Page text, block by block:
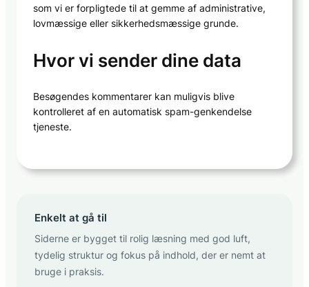
som vi er forpligtede til at gemme af administrative,
lovmæssige eller sikkerhedsmæssige grunde.
Hvor vi sender dine data
Besøgendes kommentarer kan muligvis blive
kontrolleret af en automatisk spam-genkendelse
tjeneste.
Enkelt at gå til
Siderne er bygget til rolig læsning med god luft,
tydelig struktur og fokus på indhold, der er nemt at
bruge i praksis.